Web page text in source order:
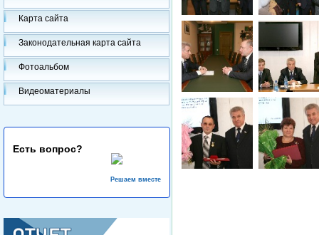
Карта сайта
Законодательная карта сайта
Фотоальбом
Видеоматериалы
Есть вопрос?
Решаем вместе